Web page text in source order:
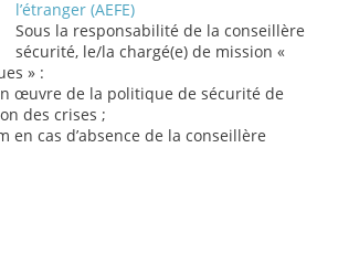
l’étranger (AEFE)
Sous la responsabilité de la conseillère
sécurité, le/la chargé(e) de mission «
» :
œuvre de la politique de sécurité de
des crises ;
en cas d’absence de la conseillère